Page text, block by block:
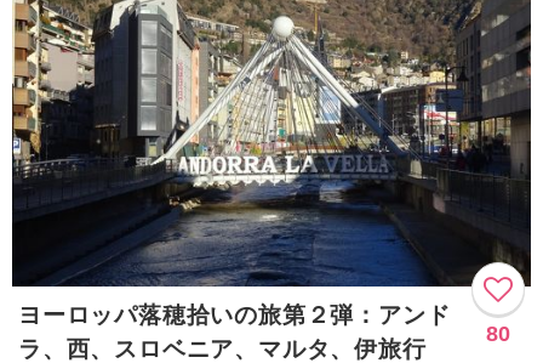
ヨーロッパ落穂拾いの旅第２弾：アンド
ラ、西、スロベニア、マルタ、伊旅行
80